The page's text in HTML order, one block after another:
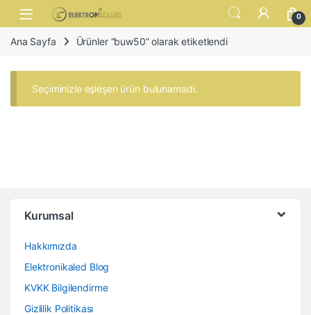
Skip to navigation
Skip to content
Open 0
Ana Sayfa Ürünler “buw50” olarak etiketlendi
Seçiminizle eşleşen ürün bulunamadı.
Kurumsal
Hakkımızda
Elektronikaled Blog
KVKK Bilgilendirme
Gizlilik Politikası